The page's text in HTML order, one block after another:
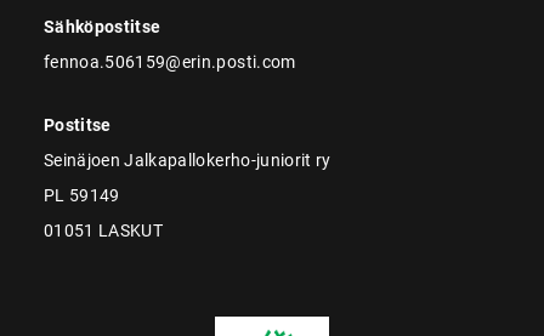
Sähköpostitse
fennoa.506159@erin.posti.com
Postitse
Seinäjoen Jalkapallokerho-juniorit ry
PL 59149
01051 LASKUT